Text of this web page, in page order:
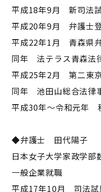
平成18年9月 新司法
平成20年9月 弁護士登
平成22年1月 青森県
同年 法テラス青森
平成25年2月 第二東
同年 池田山総合法
平成30年～令和元年
◆弁護士 田代陽子
日本女子大学家政学部
一般企業就職
平成17年10月 司法試